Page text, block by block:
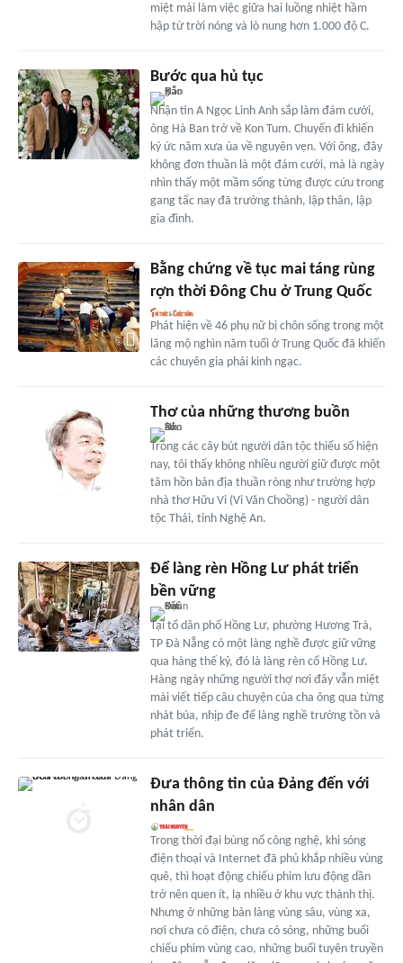
miệt mài làm việc giữa hai luồng nhiệt hầm
hập từ trời nóng và lò nung hơn 1.000 độ C.
Bước qua hủ tục
Nhận tin A Ngọc Linh Anh sắp làm đám cưới,
ông Hà Ban trở về Kon Tum. Chuyến đi khiến
ký ức năm xưa ùa về nguyên vẹn. Với ông, đây
không đơn thuần là một đám cưới, mà là ngày
nhìn thấy một mầm sống từng được cứu trong
gang tấc nay đã trưởng thành, lập thân, lập
gia đình.
Bằng chứng về tục mai táng rùng
rợn thời Đông Chu ở Trung Quốc
Phát hiện về 46 phụ nữ bị chôn sống trong một
lăng mộ nghìn năm tuổi ở Trung Quốc đã khiến
các chuyên gia phải kinh ngạc.
Thơ của những thương buồn
Trong các cây bút người dân tộc thiểu số hiện
nay, tôi thấy không nhiều người giữ được một
tâm hồn bản địa thuần ròng như trường hợp
nhà thơ Hữu Vi (Vi Văn Choồng) - người dân
tộc Thái, tỉnh Nghệ An.
Để làng rèn Hồng Lư phát triển
bền vững
Tại tổ dân phố Hồng Lư, phường Hương Trà,
TP Đà Nẵng có một làng nghề được giữ vững
qua hàng thế kỷ, đó là làng rèn cổ Hồng Lư.
Hàng ngày những người thợ nơi đây vẫn miệt
mài viết tiếp câu chuyện của cha ông qua từng
nhát búa, nhịp đe để làng nghề trường tồn và
phát triển.
Đưa thông tin của Đảng đến với
nhân dân
Trong thời đại bùng nổ công nghệ, khi sóng
điện thoại và Internet đã phủ khắp nhiều vùng
quê, thì hoạt động chiếu phim lưu động dần
trở nên quen ít, lạ nhiều ở khu vực thành thị.
Nhưng ở những bản làng vùng sâu, vùng xa,
nơi chưa có điện, chưa có sóng, những buổi
chiếu phim vùng cao, những buổi tuyên truyền